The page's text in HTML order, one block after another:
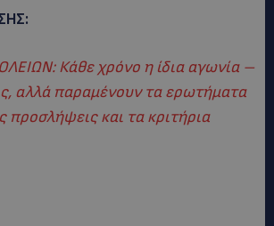
Κάθε χρόνο η ίδια αγωνία –
αλλά παραμένουν τα ερωτήματα
προσλήψεις και τα κριτήρια